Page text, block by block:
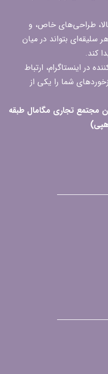
طراحی‌های خاص، و
بتواند در میان
کند.
هزار دنبال‌کننده در اینستاگرام، ارتباط
شما را یکی از
مجتمع تجاری مگامال طبقه